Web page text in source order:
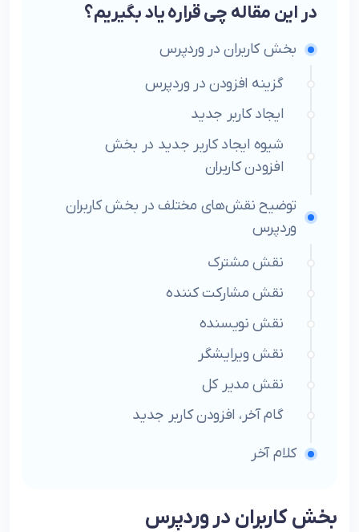
در این مقاله چی قراره یاد بگیریم؟
بخش کاربران در وردپرس
گزینه افزودن در وردپرس
ایجاد کاربر جدید
شیوه ایجاد کاربر جدید در بخش
افزودن کاربران
توضیح نقش‌های مختلف در بخش کاربران
وردپرس
نقش مشترک
نقش مشارکت کننده
نقش نویسنده
نقش ویرایشگر
نقش مدیر کل
گام آخر، افزودن کاربر جدید
کلام آخر
بخش کاربران در وردپرس